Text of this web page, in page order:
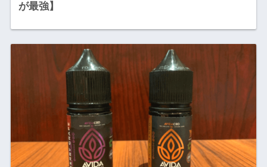
が最強】